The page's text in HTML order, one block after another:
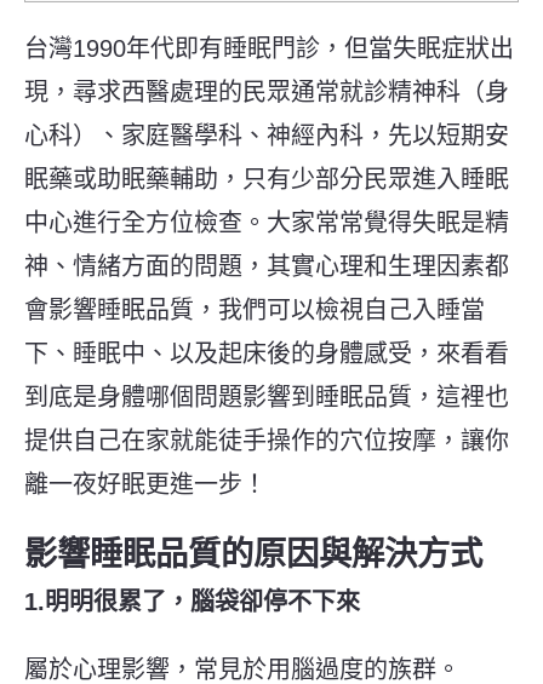
台灣1990年代即有睡眠門診，但當失眠症狀出
現，尋求西醫處理的民眾通常就診精神科（身
心科）、家庭醫學科、神經內科，先以短期安
眠藥或助眠藥輔助，只有少部分民眾進入睡眠
中心進行全方位檢查。大家常常覺得失眠是精
神、情緒方面的問題，其實心理和生理因素都
會影響睡眠品質，我們可以檢視自己入睡當
下、睡眠中、以及起床後的身體感受，來看看
到底是身體哪個問題影響到睡眠品質，這裡也
提供自己在家就能徒手操作的穴位按摩，讓你
離一夜好眠更進一步！
影響睡眠品質的原因與解決方式
1.明明很累了，腦袋卻停不下來
屬於心理影響，常見於用腦過度的族群。